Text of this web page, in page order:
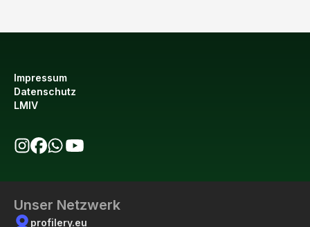
Impressum
Datenschutz
LMIV
Unser Netzwerk
profilery.eu